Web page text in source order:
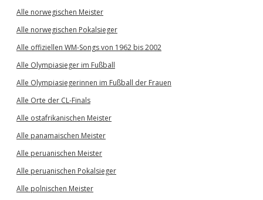
Alle norwegischen Meister
Alle norwegischen Pokalsieger
Alle offiziellen WM-Songs von 1962 bis 2002
Alle Olympiasieger im Fußball
Alle Olympiasiegerinnen im Fußball der Frauen
Alle Orte der CL-Finals
Alle ostafrikanischen Meister
Alle panamaischen Meister
Alle peruanischen Meister
Alle peruanischen Pokalsieger
Alle polnischen Meister